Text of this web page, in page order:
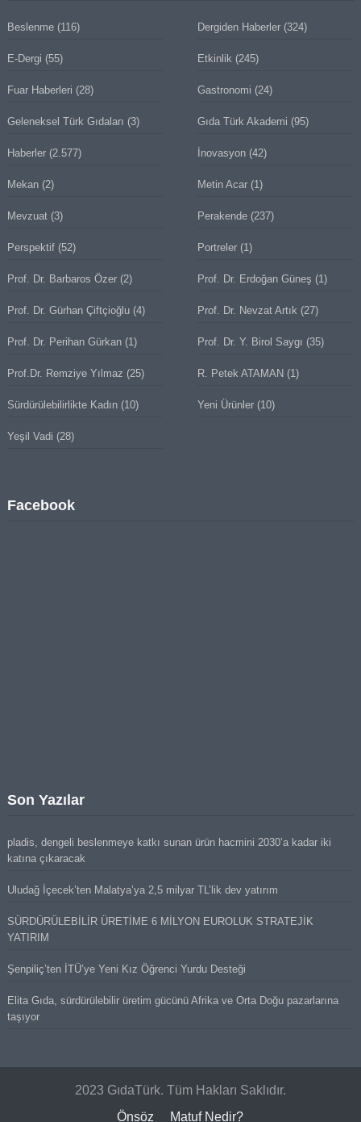
Beslenme(116) Dergiden Haberler (324)
E-Dergi (55) Etkinlik (245)
Fuar Haberleri (28) Gastronomi (24)
Geleneksel Türk Gıdaları (3) Gıda Türk Akademi (95)
Haberler(2.577) İnovasyon (42)
Mekan(2) Metin Acar (1)
Mevzuat(3) Perakende (237)
Perspektif(52) Portreler (1)
Prof. Dr. Barbaros Özer(2) Prof. Dr. Erdoğan Güneş (1)
Prof. Dr. Gürhan Çiftçioğlu(4) Prof. Dr. Nevzat Artık (27)
Prof. Dr. Perihan Gürkan(1) Prof. Dr. Y. Birol Saygı (35)
Prof.Dr. Remziye Yılmaz (25) R. Petek ATAMAN (1)
Sürdürülebilirlikte Kadın(10) Yeni Ürünler (10)
Yeşil Vadi (28)
Facebook
Son Yazılar
pladis, dengeli beslenmeye katkı sunan ürün hacmini 2030’a kadar iki
katına çıkaracak
Uludağ İçecek’ten Malatya’ya 2,5 milyar TL’lik dev yatırım
SÜRDÜRÜLEBİLİR ÜRETİME 6 MİLYON EUROLUK STRATEJİK
YATIRIM
Şenpiliç’ten İTÜ’ye Yeni Kız Öğrenci Yurdu Desteği
Elita Gıda, sürdürülebilir üretim gücünü Afrika ve Orta Doğu pazarlarına
taşıyor
2023 GıdaTürk. Tüm Hakları Saklıdır.
Önsöz
Matuf Nedir?